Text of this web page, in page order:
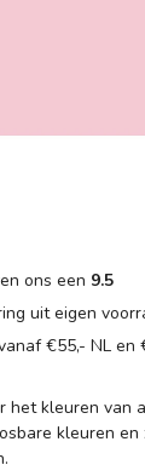
ons een 9.5
uit eigen
€55,- NL en
het kleuren van
kleuren en